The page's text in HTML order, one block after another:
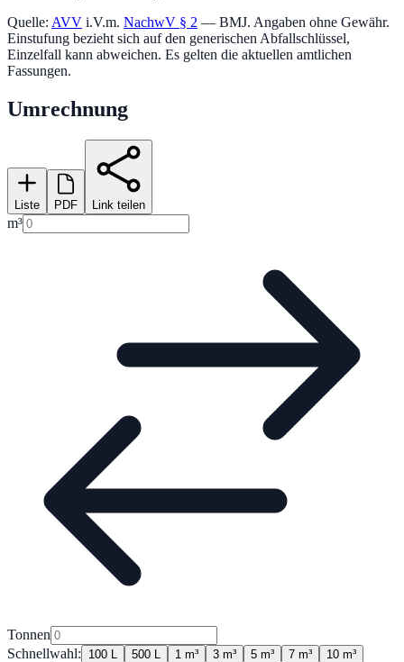
Quelle: AVV i.V.m. NachwV § 2 — BMJ. Angaben ohne Gewähr.
Einstufung bezieht sich auf den generischen Abfallschlüssel,
Einzelfall kann abweichen. Es gelten die aktuellen amtlichen
Fassungen.
Umrechnung
Liste PDF Link teilen
m³
Tonnen
Schnellwahl:
100 L 500 L 1 m³ 3 m³ 5 m³ 7 m³ 10 m³